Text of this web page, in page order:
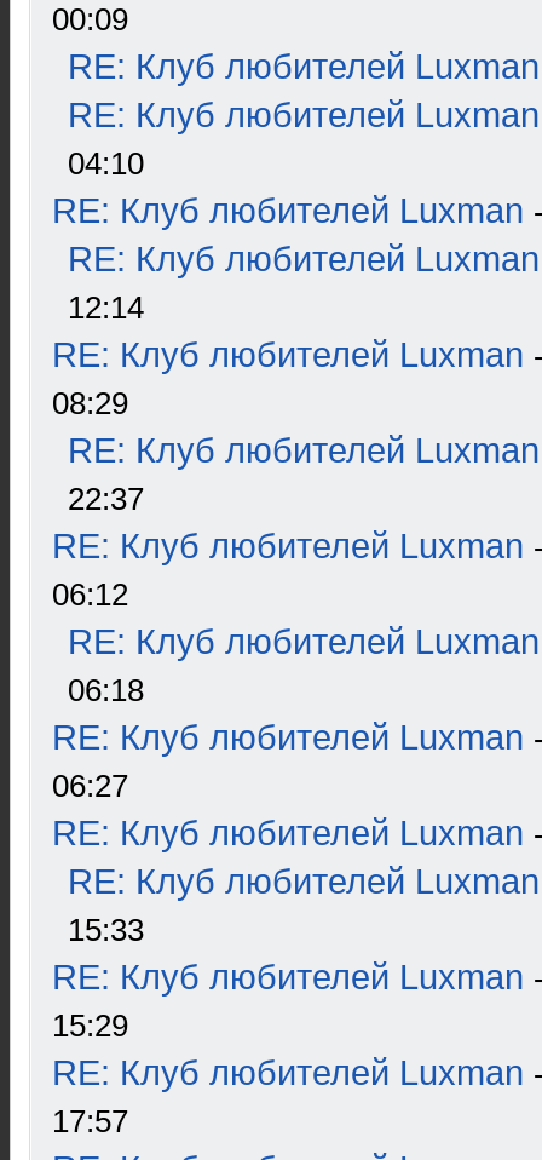
00:09
RE: Клуб любителей Luxman
RE: Клуб любителей Luxman
04:10
RE: Клуб любителей Luxman
RE: Клуб любителей Luxman
12:14
RE: Клуб любителей Luxman
08:29
RE: Клуб любителей Luxman
22:37
RE: Клуб любителей Luxman
06:12
RE: Клуб любителей Luxman
06:18
RE: Клуб любителей Luxman
06:27
RE: Клуб любителей Luxman
RE: Клуб любителей Luxman
15:33
RE: Клуб любителей Luxman
15:29
RE: Клуб любителей Luxman
17:57